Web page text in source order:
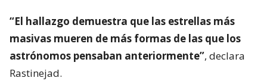
“El hallazgo demuestra que las estrellas más
masivas mueren de más formas de las que los
astrónomos pensaban anteriormente”, declara
Rastinejad.